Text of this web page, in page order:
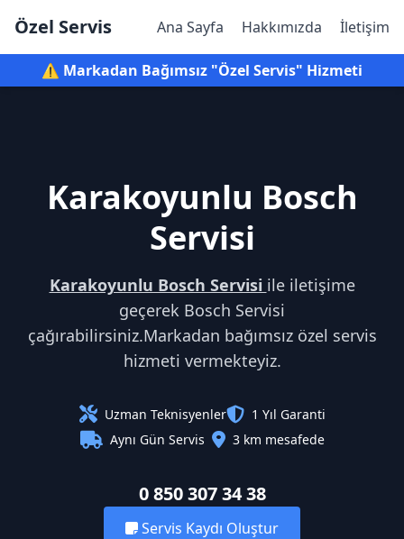
Özel Servis Ana Sayfa Hakkımızda İletişim
⚠️ Markadan Bağımsız "Özel Servis" Hizmeti
Karakoyunlu Bosch
Servisi
Karakoyunlu Bosch Servisi ile iletişime
geçerek Bosch Servisi
çağırabilirsiniz.Markadan bağımsız özel servis
hizmeti vermekteyiz.
Uzman Teknisyenler
1 Yıl Garanti
Aynı Gün Servis
3 km mesafede
0 850 307 34 38
Servis Kaydı Oluştur